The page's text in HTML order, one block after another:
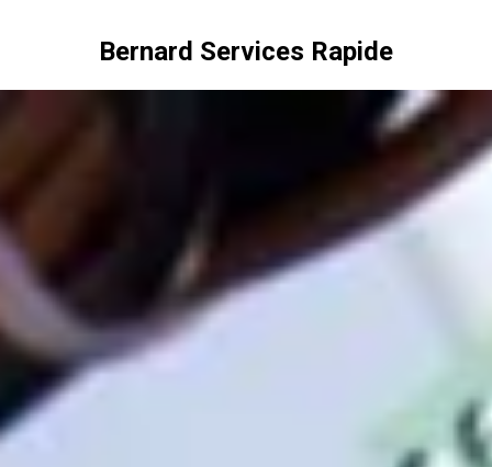
Bernard Services Rapide